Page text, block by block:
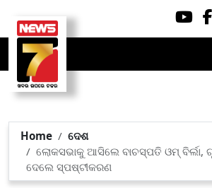
Home
ଦେଶ
ଲୋକସଭାକୁ ଆସିଲେ ବାଚସ୍ପତି ଓମ୍‌ ବିର୍ଲା,
ଦେଲେ ସ୍ପଷ୍ଟୀକରଣ